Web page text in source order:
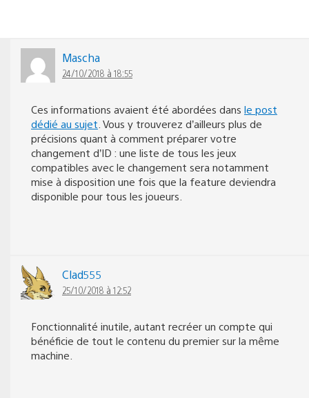
Mascha
24/10/2018 à 18:55
Ces informations avaient été abordées dans le post
dédié au sujet . Vous y trouverez d’ailleurs plus de
précisions quant à comment préparer votre
changement d’ID : une liste de tous les jeux
compatibles avec le changement sera notamment
mise à disposition une fois que la feature deviendra
disponible pour tous les joueurs.
Clad555
25/10/2018 à 12:52
Fonctionnalité inutile, autant recréer un compte qui
bénéficie de tout le contenu du premier sur la même
machine.